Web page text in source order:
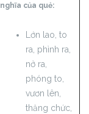
nghĩa của quẻ:
Lớn lao, to
ra, phình ra,
nở ra,
phóng to,
vươn lên,
thăng chức,